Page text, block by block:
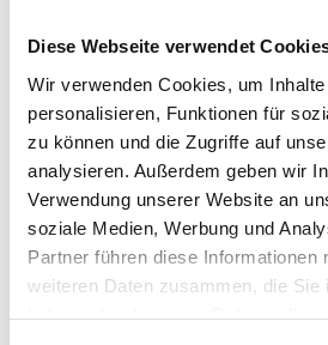
Diese Webseite verwendet
Wir verwenden Cookies, um
personalisieren, Funktionen für
zu können und die Zugriffe auf
analysieren. Außerdem geben wir
Verwendung unserer Website an
soziale Medien, Werbung und
Partner führen diese Informationen
weiteren Daten zusammen, die Sie
Sitzlifte für
Entdecken Sie hier diverse
Treppe.